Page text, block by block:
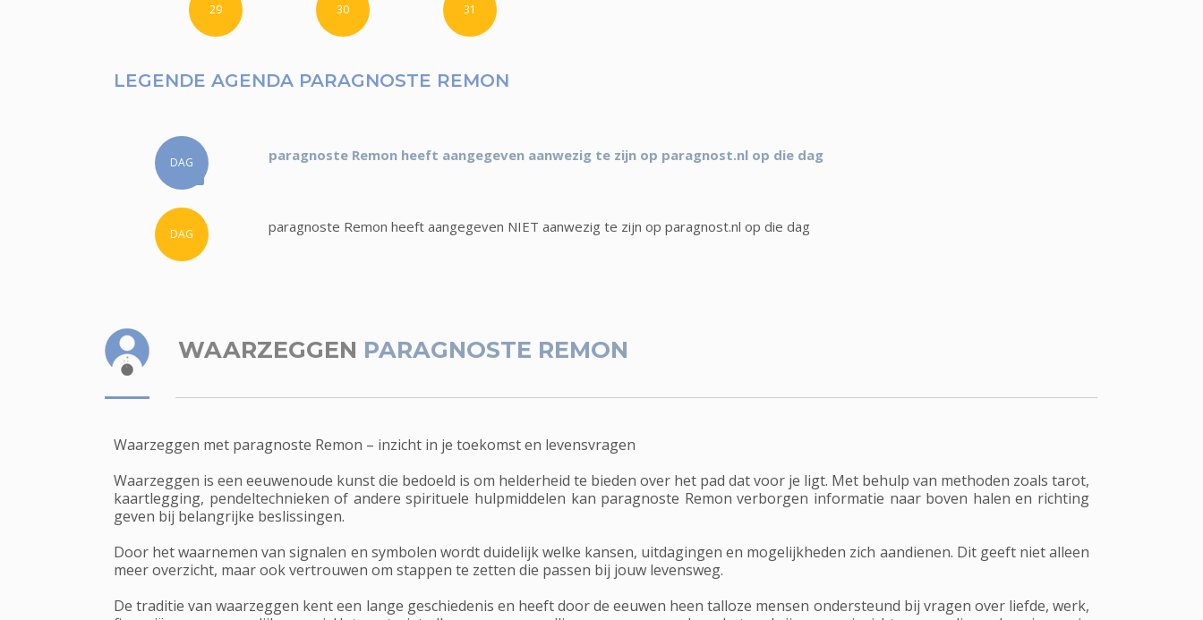
29 30 31
LEGENDE AGENDA PARAGNOSTE REMON
DAG paragnoste Remon heeft aangegeven aanwezig te zijn op paragnost.nl op die dag
DAG paragnoste Remon heeft aangegeven NIET aanwezig te zijn op paragnost.nl op die dag
WAARZEGGEN PARAGNOSTE REMON
Waarzeggen met paragnoste Remon – inzicht in je toekomst en levensvragen
Waarzeggen is een eeuwenoude kunst die bedoeld is om helderheid te bieden over het pad dat voor je ligt. Met behulp van methoden zoals tarot,
kaartlegging, pendeltechnieken of andere spirituele hulpmiddelen kan paragnoste Remon verborgen informatie naar boven halen en richting
geven bij belangrijke beslissingen.
Door het waarnemen van signalen en symbolen wordt duidelijk welke kansen, uitdagingen en mogelijkheden zich aandienen. Dit geeft niet alleen
meer overzicht, maar ook vertrouwen om stappen te zetten die passen bij jouw levensweg.
De traditie van waarzeggen kent een lange geschiedenis en heeft door de eeuwen heen talloze mensen ondersteund bij vragen over liefde, werk,